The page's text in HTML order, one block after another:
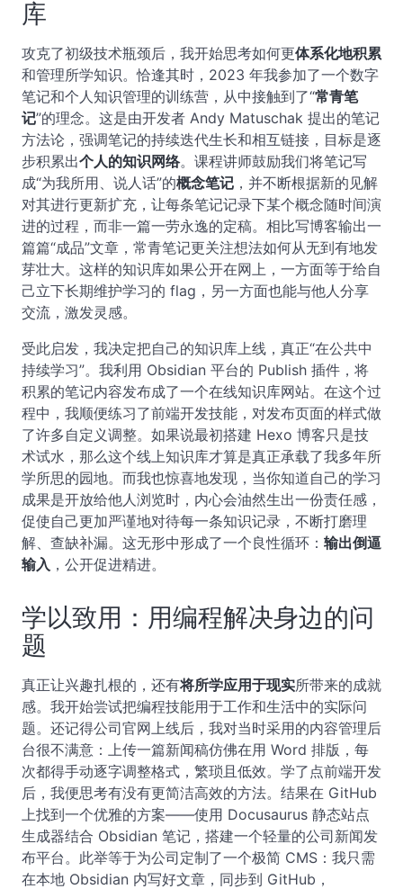
库
攻克了初级技术瓶颈后，我开始思考如何更体系化地积累
和管理所学知识。恰逢其时，2023 年我参加了一个数字
笔记和个人知识管理的训练营，从中接触到了“常青笔
记”的理念。这是由开发者 Andy Matuschak 提出的笔记
方法论，强调笔记的持续迭代生长和相互链接，目标是逐
步积累出个人的知识网络。课程讲师鼓励我们将笔记写
成“为我所用、说人话”的概念笔记 ，并不断根据新的见解
对其进行更新扩充，让每条笔记记录下某个概念随时间演
进的过程，而非一篇一劳永逸的定稿。相比写博客输出一
篇篇“成品”文章，常青笔记更关注想法如何从无到有地发
芽壮大。这样的知识库如果公开在网上，一方面等于给自
己立下长期维护学习的 flag，另一方面也能与他人分享
交流，激发灵感。
受此启发，我决定把自己的知识库上线，真正“在公共中
持续学习”。我利用 Obsidian 平台的 Publish 插件，将
积累的笔记内容发布成了一个在线知识库网站。在这个过
程中，我顺便练习了前端开发技能，对发布页面的样式做
了许多自定义调整。如果说最初搭建 Hexo 博客只是技
术试水，那么这个线上知识库才算是真正承载了我多年所
学所思的园地。而我也惊喜地发现，当你知道自己的学习
成果是开放给他人浏览时，内心会油然生出一份责任感，
促使自己更加严谨地对待每一条知识记录，不断打磨理
解、查缺补漏。这无形中形成了一个良性循环： 输出倒逼
输入 ，公开促进精进。
学以致用：用编程解决身边的问
题
真正让兴趣扎根的，还有将所学应用于现实所带来的成就
感。我开始尝试把编程技能用于工作和生活中的实际问
题。还记得公司官网上线后，我对当时采用的内容管理后
台很不满意：上传一篇新闻稿仿佛在用 Word 排版，每
次都得手动逐字调整格式，繁琐且低效。学了点前端开发
后，我便思考有没有更简洁高效的方法。结果在 GitHub
上找到一个优雅的方案——使用 Docusaurus 静态站点
生成器结合 Obsidian 笔记，搭建一个轻量的公司新闻发
布平台。此举等于为公司定制了一个极简 CMS：我只需
在本地 Obsidian 内写好文章，同步到 GitHub，